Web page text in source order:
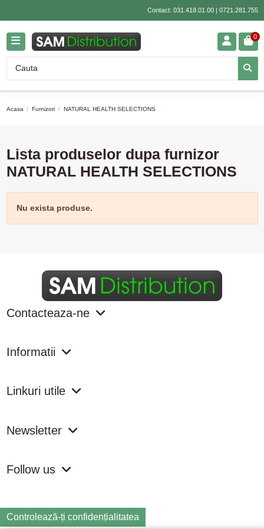
Contact: 031.418.01.00| 0721.281.755
0
Acasa Furnizori NATURAL HEALTH SELECTIONS
Lista produselor dupa furnizor
NATURAL HEALTH SELECTIONS
Nu exista produse.
Contacteaza-ne
Informatii
Linkuri utile
Newsletter
Follow us
Controlează-ți confidențialitatea